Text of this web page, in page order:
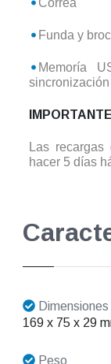
Correa
Funda y
Memoría
Las
hacer 5 días
Dimensiones
169 x 75 x 29
Peso